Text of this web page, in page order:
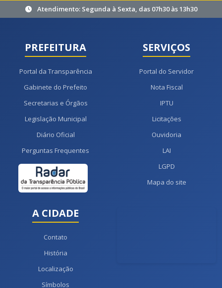
Atendimento: Segunda à Sexta, das 07h30 às 13h30
PREFEITURA
Portal da Transparência
Gabinete do Prefeito
Secretarias e Órgãos
Legislação Municipal
Diário Oficial
Perguntas Frequentes
SERVIÇOS
Portal do Servidor
Nota Fiscal
IPTU
Licitações
Ouvidoria
LAI
LGPD
Mapa do site
A CIDADE
Contato
História
Localização
Símbolos